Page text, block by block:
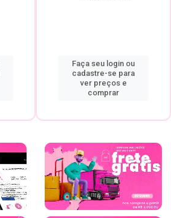
Faça seu login ou
cadastre-se para
ver preços e
comprar